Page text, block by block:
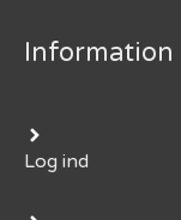
Information
Log ind